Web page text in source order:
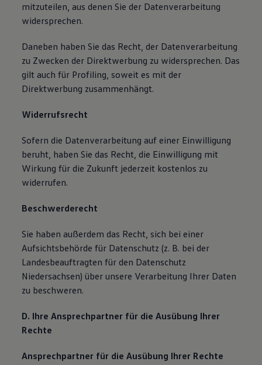
mitzuteilen, aus denen Sie der Datenverarbeitung
widersprechen.
Daneben haben Sie das Recht, der Datenverarbeitung
zu Zwecken der Direktwerbung zu widersprechen. Das
gilt auch für Profiling, soweit es mit der
Direktwerbung zusammenhängt.
Widerrufsrecht
Sofern die Datenverarbeitung auf einer Einwilligung
beruht, haben Sie das Recht, die Einwilligung mit
Wirkung für die Zukunft jederzeit kostenlos zu
widerrufen.
Beschwerderecht
Sie haben außerdem das Recht, sich bei einer
Aufsichtsbehörde für Datenschutz (z. B. bei der
Landesbeauftragten für den Datenschutz
Niedersachsen) über unsere Verarbeitung Ihrer Daten
zu beschweren.
D. Ihre Ansprechpartner für die Ausübung Ihrer
Rechte
Ansprechpartner für die Ausübung Ihrer Rechte